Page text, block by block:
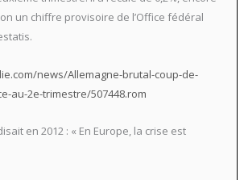
un chiffre provisoire de l’Office fédéral
news/Allemagne-brutal-coup-de-
au-2e-trimestre/507448.rom
en 2012 : « En Europe, la crise est